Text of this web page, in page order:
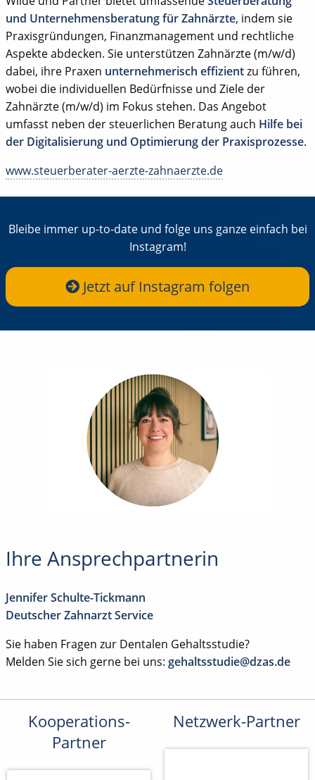
und Unternehmensberatung für Zahnärzte, indem sie
Praxisgründungen, Finanzmanagement und rechtliche
Aspekte abdecken. Sie unterstützen Zahnärzte (m/w/d)
dabei, ihre Praxen unternehmerisch effizientzu führen,
wobei die individuellen Bedürfnisse und Ziele der
Zahnärzte (m/w/d) im Fokus stehen. Das Angebot
umfasst neben der steuerlichen Beratung auch Hilfe bei
der Digitalisierung und Optimierung der Praxisprozesse.
www.steuerberater-aerzte-zahnaerzte.de
Bleibe immer up-to-date und folge uns ganze einfach bei
Instagram!
Jetzt auf Instagram folgen
Ihre Ansprechpartnerin
Jennifer Schulte-Tickmann
Deutscher Zahnarzt Service
Sie haben Fragen zur Dentalen Gehaltsstudie?
Melden Sie sich gerne bei uns: gehaltsstudie@dzas.de
Kooperations-
Partner
Netzwerk-Partner